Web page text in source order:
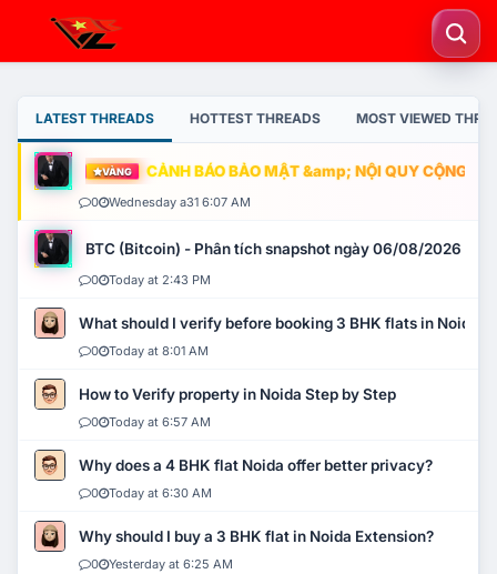
LATEST THREADS HOTTEST THREADS MOST VIEWED
VÀNG CẢNH BÁO BẢO MẬT &amp; NỘI QUY CỘNG
0 Wednesday a31 6:07 AM
BTC (Bitcoin) - Phân tích snapshot ngày 06/08/2026
0 Today at 2:43 PM
What should I verify before booking 3 BHK flats in Noida?
0 Today at 8:01 AM
How to Verify property in Noida Step by Step
0 Today at 6:57 AM
Why does a 4 BHK flat Noida offer better privacy?
0 Today at 6:30 AM
Why should I buy a 3 BHK flat in Noida Extension?
0 Yesterday at 6:25 AM